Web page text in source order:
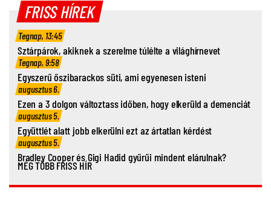
FRISS HÍREK
Tegnap, 13:45
Sztárpárok, akiknek a szerelme túlélte a világhírnevet
Tegnap, 9:58
Egyszerű őszibarackos süti, ami egyenesen isteni
augusztus 6.
Ezen a 3 dolgon változtass időben, hogy elkerüld a demenciát
augusztus 5.
Együttlét alatt jobb elkerülni ezt az ártatlan kérdést
augusztus 5.
Bradley Cooper és Gigi Hadid gyűrűi mindent elárulnak?
MÉG TÖBB FRISS HÍR